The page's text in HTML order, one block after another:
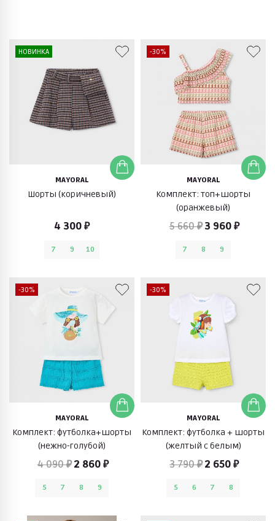
НОВИНКА
MAYORAL
Шорты (коричневый)
4 300 ₽
7 9 10
-30%
MAYORAL
Комплект: топ+шорты
(оранжевый)
5 660 ₽3 960 ₽
7 8 9
-30%
MAYORAL
Комплект: футболка+шорты
(нежно-голубой)
4 090 ₽ 2 860 ₽
5 7 8 9
-30%
MAYORAL
Комплект: футболка + шорты
(желтый с белым)
3 790 ₽ 2 650 ₽
5 6 7 8